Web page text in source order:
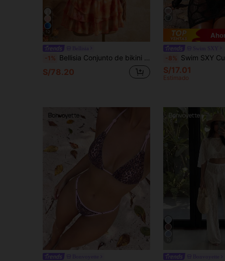
12
-1% Bellisia Conjunto de bikini de 3 piezas con falda estampada de flores naranjas románticas para vacaciones de primavera/verano
S/78.20
-8% Swim SXY Cubre con mangas largas
S/17.01
Estimado